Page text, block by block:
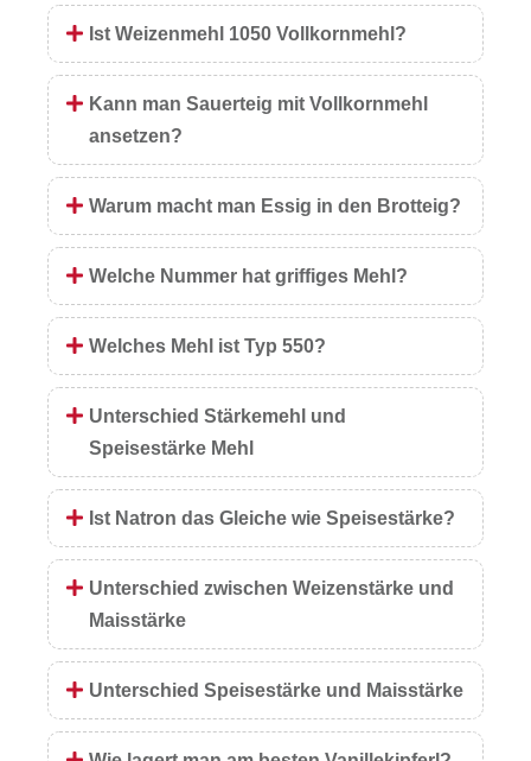
Ist Weizenmehl 1050 Vollkornmehl?
Kann man Sauerteig mit Vollkornmehl
ansetzen?
Warum macht man Essig in den Brotteig?
Welche Nummer hat griffiges Mehl?
Welches Mehl ist Typ 550?
Unterschied Stärkemehl und
Speisestärke Mehl
Ist Natron das Gleiche wie Speisestärke?
Unterschied zwischen Weizenstärke und
Maisstärke
Unterschied Speisestärke und Maisstärke